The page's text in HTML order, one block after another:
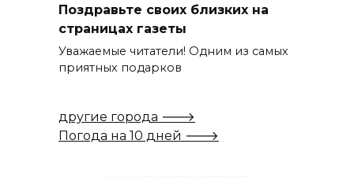
Поздравьте своих близких на
страницах газеты
Уважаемые читатели! Одним из самых
приятных подарков
другие города 🡒
Погода на 10 дней 🡒